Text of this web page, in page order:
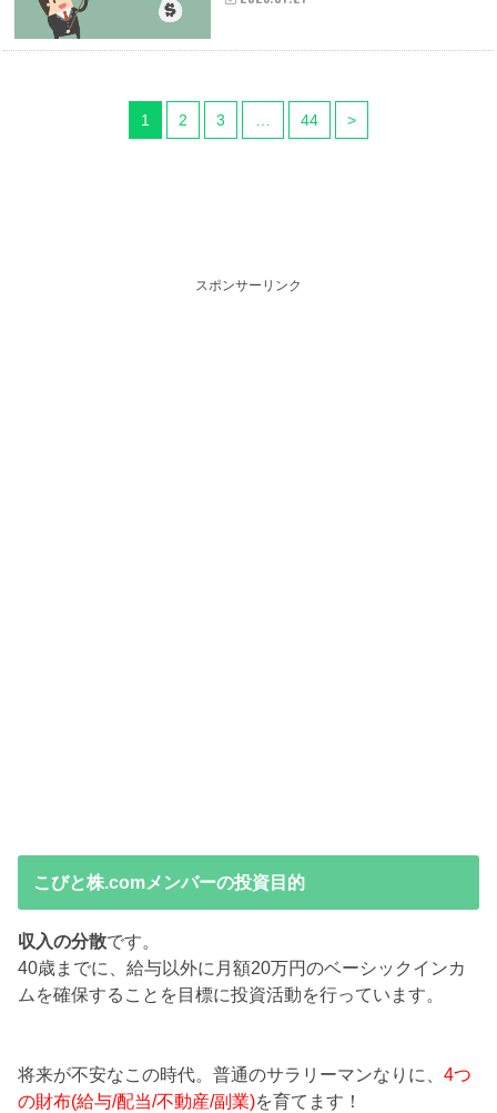
1 2 3 44 >
スポンサーリンク
こびと株.comメンバーの投資目的
収入の分散です。
40歳までに、給与以外に月額20万円のベーシックインカ
ムを確保することを目標に投資活動を行っています。
将来が不安なこの時代。普通のサラリーマンなりに、4つ
の財布(給与/配当/不動産/副業)を育てます！